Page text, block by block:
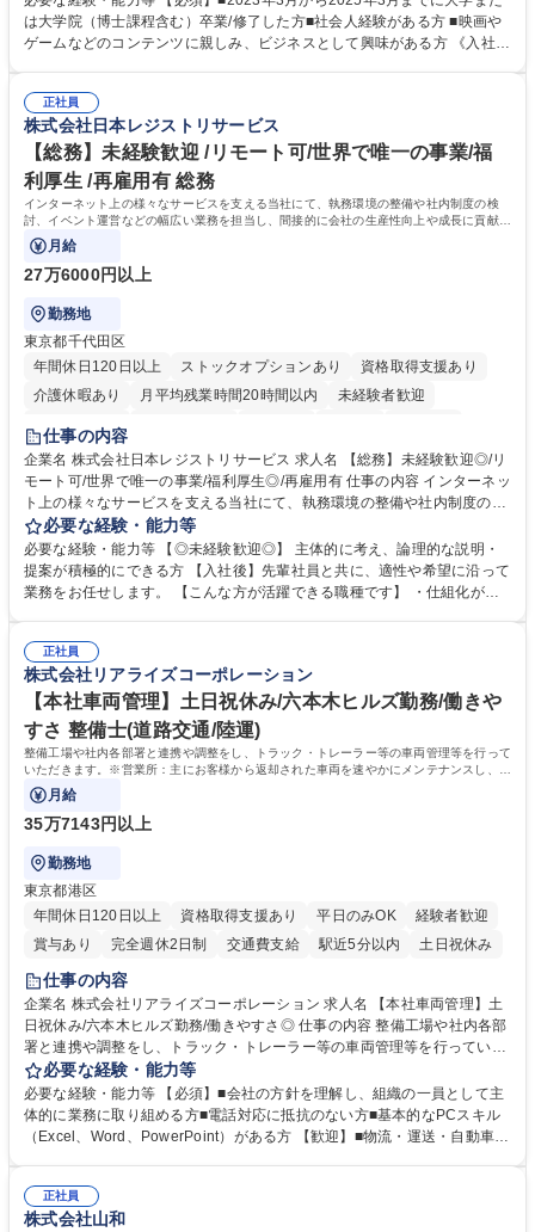
ど）、デザイン職（デザイナー/イラストレ ーターなど）等から、面接で
ご希望と適正にマッチしたポジションをご案内いたします。ゲームやエン
のご応募をお待ちしております。 募集職種 【第二新卒オープンポジショ
ン】業界未経験歓迎/自社ゲーム/WEB面接
は大学院（博士課程含む）卒業/修了した方■社会人経験がある方 ■映画や
ゲームなどのコンテンツに親しみ、ビジネスとして興味がある方 《入社実
正社員
株式会社日本レジストリサービス
【総務】未経験歓迎 /リモート可/世界で唯一の事業/福
利厚生 /再雇用有 総務
インターネット上の様々なサービスを支える当社にて、執務環境の整備や社内制度の検
討、イベント運営などの幅広い業務を担当し、間接的に会社の生産性向上や成長に貢献し
ている部署です。
月給
27万6000円以上
勤務地
東京都千代田区
年間休日120日以上
ストックオプションあり
資格取得支援あり
介護休暇あり
月平均残業時間20時間以内
未経験者歓迎
住宅手当あり
完全週休2日制
交通費支給 駅近5分以内 土日祝休み 服装自由
仕事の内容
企業名 株式会社日本レジストリサービス 求人名 【総務】未経験歓迎◎/リ
モート可/世界で唯一の事業/福利厚生◎/再雇用有 仕事の内容 インターネッ
ト上の様々なサービスを支える当社にて、執務環境の整備や社内制度の検
討、イベント運営などの幅広い業務を担当し、間接的に会社の生産性向上
や成長に貢献している部署です。 会社の全メンバーが安心して長く成果を
発揮できる環境を整えるために、毎日のメンテナンスや維持管理に加え、
新たな施策検討を積極的に行っていただき、会社全体を巻き込み課題解決
幅広い業務の体得が可能で、多様なキャリアパスを描くことも可能です。
募集職種 【総務】未経験歓迎◎/リモート可/世界で唯一の事業/福利厚生◎/
再雇用有
必要な経験・能力等
必要な経験・能力等 【◎未経験歓迎◎】 主体的に考え、論理的な説明・
提案が積極的にできる方 【入社後】先輩社員と共に、適性や希望に沿って
業務をお任せします。 【こんな方が活躍できる職種です】 ・仕組化が好
対処できる・新しいことに興味関心がある 【魅力】■自己啓発支援：資格
取得や通信教育など費用の80%（年間25万円まで）を補助 ■住宅手当：家
賃の50%（月額7万円まで）を補助 学歴・資格 学歴：大学院 大学 語学
力： 資格：
正社員
株式会社リアライズコーポレーション
【本社車両管理】土日祝休み/六本木ヒルズ勤務/働きや
すさ 整備士(道路交通/陸運)
整備工場や社内各部署と連携や調整をし、トラック・トレーラー等の車両管理等を行って
いただきます。※営業所：主にお客様から返却された車両を速やかにメンテナンスし、次
のお客様にお貸し出しするための拠点
月給
35万7143円以上
勤務地
東京都港区
年間休日120日以上
資格取得支援あり 平日のみOK
経験者歓迎
賞与あり
完全週休2日制 交通費支給 駅近5分以内 土日祝休み
仕事の内容
企業名 株式会社リアライズコーポレーション 求人名 【本社車両管理】土
日祝休み/六本木ヒルズ勤務/働きやすさ◎ 仕事の内容 整備工場や社内各部
署と連携や調整をし、トラック・トレーラー等の車両管理等を行っていた
だきます。※営業所：主にお客様から返却された車両を速やかにメンテナ
ンスし、次のお客様にお貸し出しするための拠点 【具体的には】■整備工
場への整備発注・入出庫調整、社内各部署との連携・調整■車両の入出庫
スケジュール管理■返却車両の整備に関する調査・進捗管理等※弊社事業
木ヒルズ）になります。 ※毎週土日しっかり休める週休2日制です。 募集
職種 【本社車両管理】土日祝休み/六本木ヒルズ勤務/働きやすさ◎
必要な経験・能力等
必要な経験・能力等 【必須】■会社の方針を理解し、組織の一員として主
体的に業務に取り組める方■電話対応に抵抗のない方■基本的なPCスキル
（Excel、Word、PowerPoint）がある方 【歓迎】■物流・運送・自動車・
コストマネジメント能力：整備工場からの修理費の見積もりを精査し、無
駄なコストを見極めるため、経営的視点での数字感覚が身につきます。■
正社員
株式会社山和